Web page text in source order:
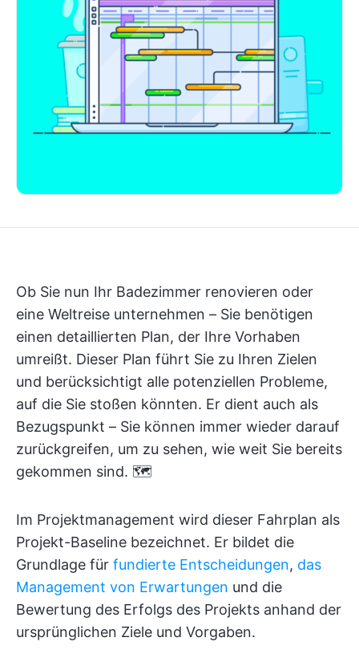
Ob Sie nun Ihr Badezimmer renovieren oder
eine Weltreise unternehmen – Sie benötigen
einen detaillierten Plan, der Ihre Vorhaben
umreißt. Dieser Plan führt Sie zu Ihren Zielen
und berücksichtigt alle potenziellen Probleme,
auf die Sie stoßen könnten. Er dient auch als
Bezugspunkt – Sie können immer wieder darauf
zurückgreifen, um zu sehen, wie weit Sie bereits
gekommen sind. 🗺️
Im Projektmanagement wird dieser Fahrplan als
Projekt-Baseline bezeichnet. Er bildet die
Grundlage für fundierte Entscheidungen, das
Management von Erwartungen und die
Bewertung des Erfolgs des Projekts anhand der
ursprünglichen Ziele und Vorgaben.